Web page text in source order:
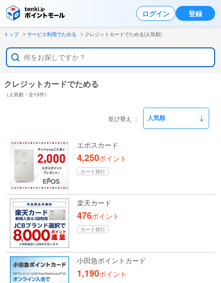
ログイン 登録
トップ サービス利用でためる クレジットカードでためる(人気順)
クレジットカードでためる
（人気順・全13件）
並び替え
エポスカード
4,250ポイント
カード発行
楽天カード
476ポイント
カード発行
小田急ポイントカード
1,190ポイント